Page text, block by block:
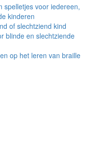
spelletjes voor iedereen,
kinderen
of slechtziend kind
blinde en slechtziende
op het leren van braille